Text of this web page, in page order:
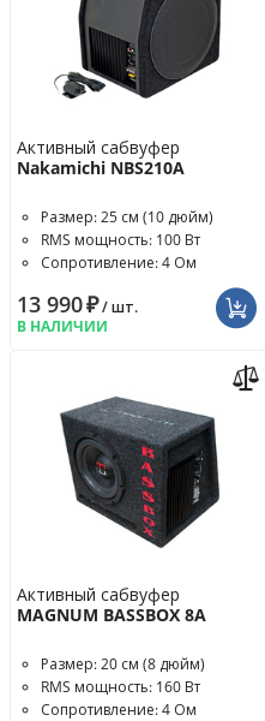
Активный сабвуфер
Nakamichi NBS210A
Размер: 25 см (10 дюйм)
RMS мощность: 100 Вт
Сопротивление: 4 Ом
13 990₽/ шт.
В НАЛИЧИИ
Активный сабвуфер
MAGNUM BASSBOX 8A
Размер: 20 см (8 дюйм)
RMS мощность: 160 Вт
Сопротивление: 4 Ом